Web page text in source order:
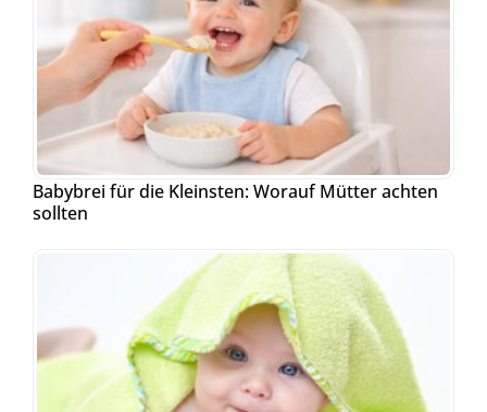
Babybrei für die Kleinsten: Worauf Mütter achten
sollten